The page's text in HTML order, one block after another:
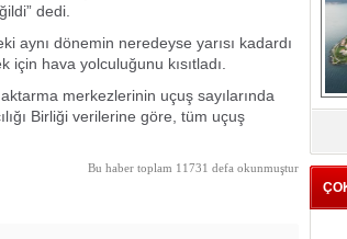
dedi.
aynı dönemin neredeyse yarısı kadardı
hava yolculuğunu kısıtladı.
merkezlerinin uçuş sayılarında
Birliği verilerine göre, tüm uçuş
Bu haber toplam 11731 defa okunmuştur